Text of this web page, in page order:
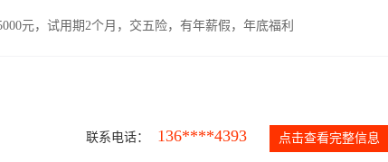
元，试用期2个月，交五险，有年薪假，年底福利
联系电话： 136****4393 点击查看完整信息